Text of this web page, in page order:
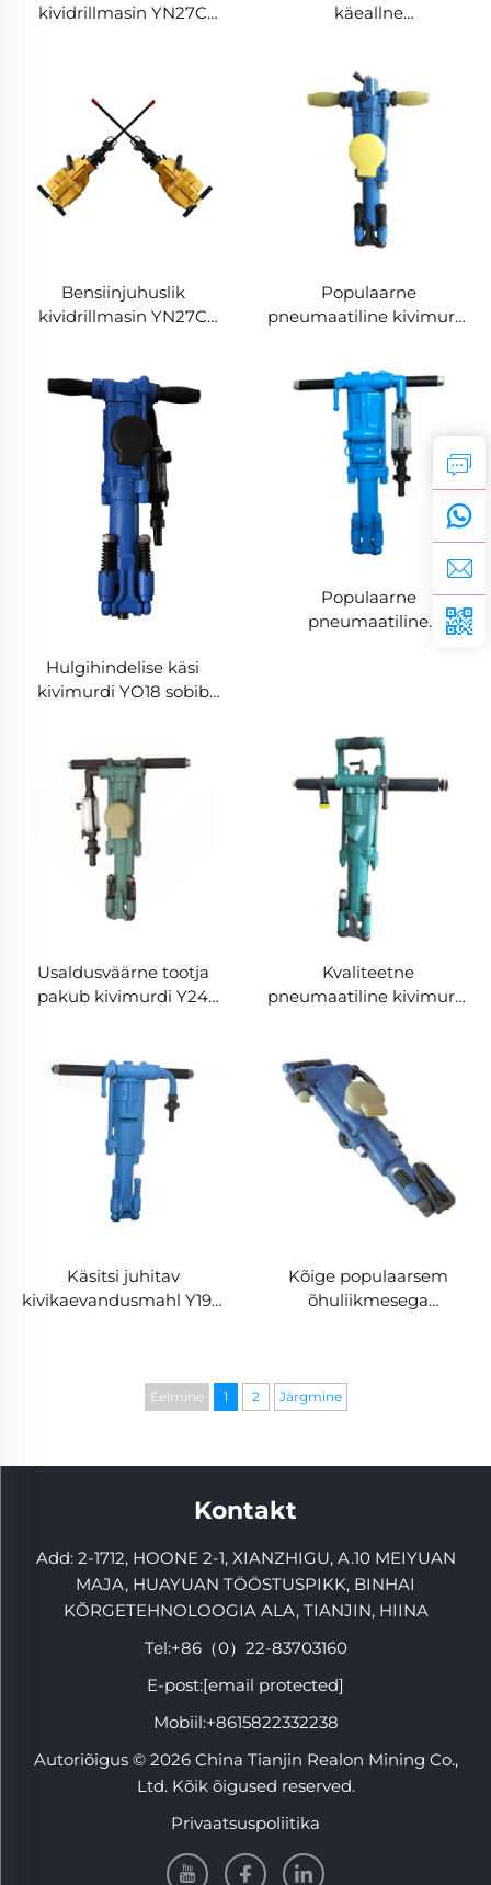
kividrillmasin YN27C
käeallne
6kg
Bensiinjuhuslik
kividrillmasin YN27C
Populaarne
pneumaatiline kivimurdi
mitmefunktsiooniline
kivimurdi
Hulgihindelise käsi
kivimurdi YO18 sobib
Populaarne
pneumaatiline
Usaldusväärne tootja
pakub kivimurdi Y24
Kvaliteetne
pneumaatiline kivimurdi
Käsitsi juhitav
kivikaevandusmahl Y19A
Kõige populaarsem
õhuliikmesega
kivikarjades
Eelmine 1 2 Järgmine
Kontakt
Add: 2-1712, HOONE 2-1, XIANZHIGU, A.10 MEIYUAN
MAJA, HUAYUAN TÖÖSTUSPIKK, BINHAI
KÕRGETEHNOLOOGIA ALA, TIANJIN, HIINA
Tel:+86（0）22-83703160
E-post:[email protected]
Mobiil:+8615822332238
Autoriõigus © 2026 China Tianjin Realon Mining Co.,
Ltd. Kõik õigused reserved.
Privaatsuspoliitika